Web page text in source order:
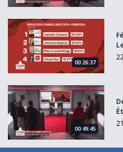
Fédérales 2023 / Fribourg / Le
00:26:37
Débat pour le Conseil des États
00:49:45